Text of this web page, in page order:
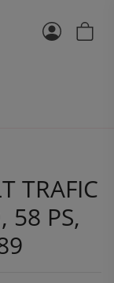
TRAFIC
58 PS,